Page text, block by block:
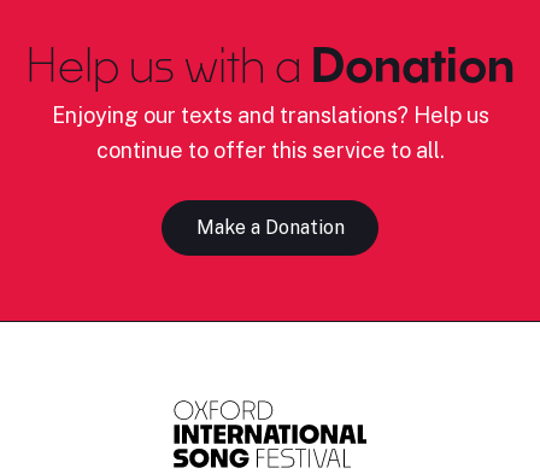
Help us with a Donation
Enjoying our texts and translations? Help us
continue to offer this service to all.
Make a Donation